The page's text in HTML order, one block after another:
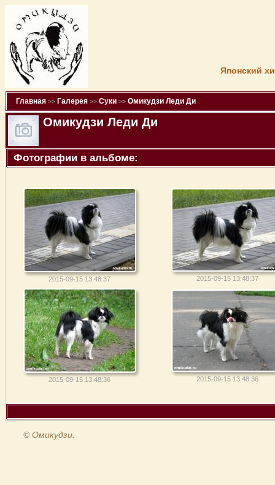
Японский
Главная >> Галерея >> Суки >> Омикудзи Леди Ди
Омикудзи Леди Ди
Фотографии в альбоме:
2015-09-15 13:48:37 2015-09-15 13:48:37
2015-09-15 13:48:36 2015-09-15 13:48:36
© Омикудзи.